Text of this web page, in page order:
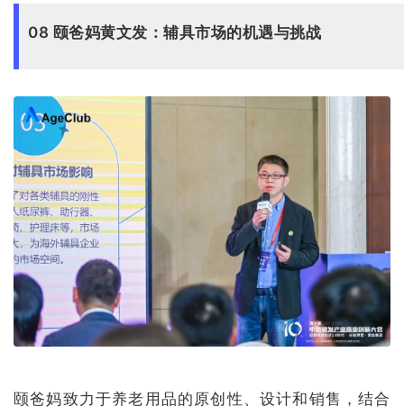
08 颐爸妈黄文发：辅具市场的机遇与挑战
颐爸妈致力于养老用品的原创性、设计和销售，结合